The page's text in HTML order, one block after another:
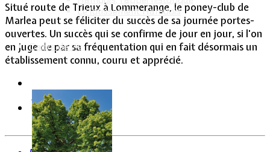
Le lotissement Hambois
Cadre de vie
Situé route de Trieux à Lommerange, le poney-club de
Marlea peut se féliciter du succès de sa journée portes-
ouvertes. Un succès qui se confirme de jour en jour, si l'on
en juge de par sa fréquentation qui en fait désormais un
établissement connu, couru et apprécié.